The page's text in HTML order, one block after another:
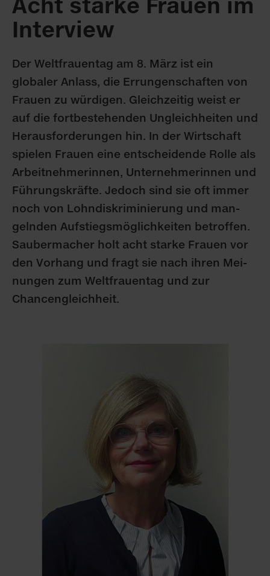
Acht starke Frau­en im
Interview
Der Welt­frauentag am 8. März ist ein
globaler Anlass, die Errungen­schaften von
Frauen zu würdigen. Gleich­zeitig weist er
auf die fort­bestehenden Un­gleich­heiten und
Heraus­forderungen hin. In der Wirt­schaft
spielen Frauen eine ent­scheidende Rolle als
Arbeit­nehmerinnen, Unter­nehmer­innen und
Führungs­kräfte. Jedoch sind sie oft immer
noch von Lohn­dis­kriminierung und man­
geln­den Aufstiegs­möglichkeiten betroffen.
Sauber­macher holt acht starke Frauen vor
den Vor­hang und fragt sie nach ihren Mei­
nun­gen zum Welt­frauen­tag und zur
Chancen­gleichheit.